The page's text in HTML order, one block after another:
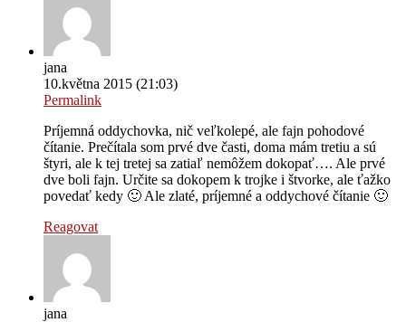
jana
10.května 2015 (21:03)
Permalink
Príjemná oddychovka, nič veľkolepé, ale fajn pohodové
čítanie. Prečítala som prvé dve časti, doma mám tretiu a sú
štyri, ale k tej tretej sa zatiaľ nemôžem dokopať…. Ale prvé
dve boli fajn. Určite sa dokopem k trojke i štvorke, ale ťažko
povedať kedy 🙂 Ale zlaté, príjemné a oddychové čítanie 🙂
Reagovat
jana